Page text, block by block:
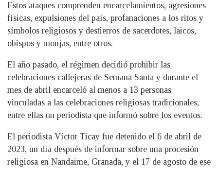
Estos ataques comprenden encarcelamientos, agresiones
físicas, expulsiones del país, profanaciones a los ritos y
símbolos religiosos y destierros de sacerdotes, laicos,
obispos y monjas, entre otros.
El año pasado, el régimen decidió prohibir las
celebraciones callejeras de Semana Santa y durante el
mes de abril encarceló al menos a 13 personas
vinculadas a las celebraciones religiosas tradicionales,
entre ellas un periodista que informó sobre los eventos.
El periodista Víctor Ticay fue detenido el 6 de abril de
2023, un día después de informar sobre una procesión
religiosa en Nandaime, Granada, y el 17 de agosto de ese